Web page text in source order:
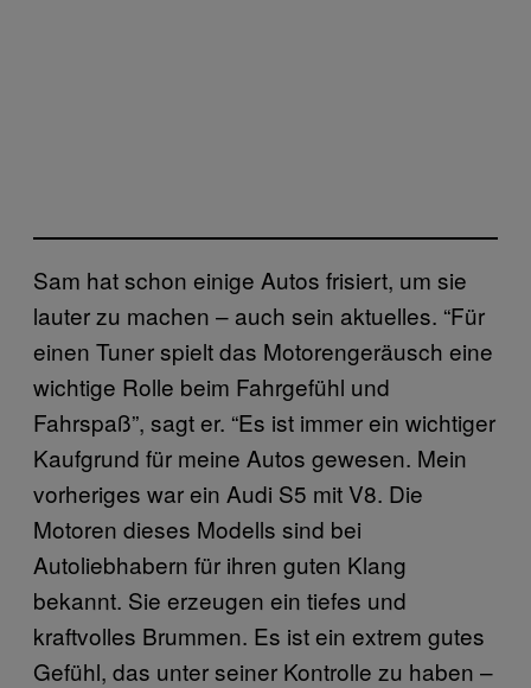
Sam hat schon einige Autos frisiert, um sie
lauter zu machen – auch sein aktuelles. “Für
einen Tuner spielt das Motorengeräusch eine
wichtige Rolle beim Fahrgefühl und
Fahrspaß”, sagt er. “Es ist immer ein wichtiger
Kaufgrund für meine Autos gewesen. Mein
vorheriges war ein Audi S5 mit V8. Die
Motoren dieses Modells sind bei
Autoliebhabern für ihren guten Klang
bekannt. Sie erzeugen ein tiefes und
kraftvolles Brummen. Es ist ein extrem gutes
Gefühl, das unter seiner Kontrolle zu haben –